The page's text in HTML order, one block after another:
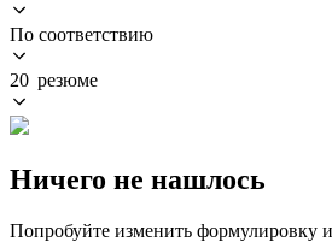
По соответствию
20 резюме
Ничего не нашлось
Попробуйте изменить формулировку